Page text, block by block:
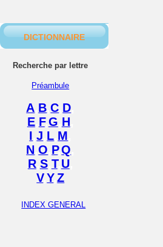
DICTIONNAIRE
Recherche par lettre
Préambule
A B ,C D
E, F,G H
I ,J L M
N ,O P,Q
R, S, T, U,
V,Y,Z
INDEX GENERAL